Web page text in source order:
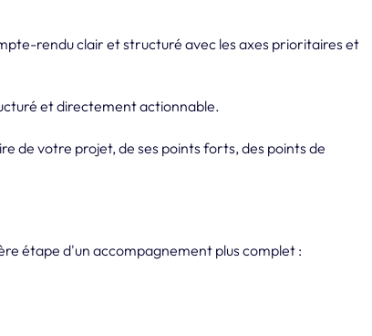
rendu clair et structuré avec les axes prioritaires et
et directement actionnable.
de votre projet, de ses points forts, des points de
étape d'un accompagnement plus complet :